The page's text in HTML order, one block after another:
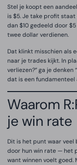
Stel je koopt een
is $5. Je take profit staat
dan $10 gedeeld door
twee dollar verdienen.
Dat klinkt misschien als
naar je trades kijkt. In
verliezen?” ga je
dat is een
Waarom
je win rate
Dit is het punt waar veel
door hun win rate — het
want winnen voelt goed.